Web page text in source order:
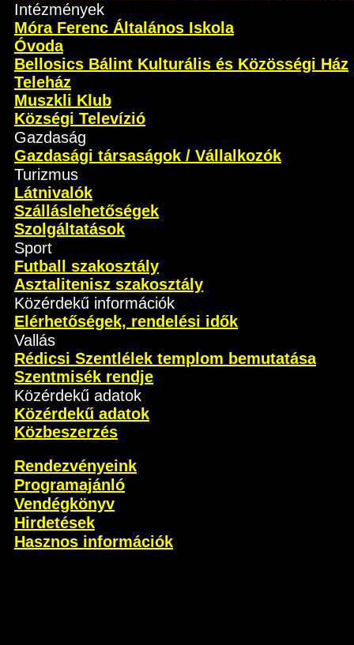
Intézmények
Móra Ferenc Általános Iskola
Óvoda
Bellosics Bálint Kulturális és Közösségi Ház
Teleház
Muszkli Klub
Községi Televízió
Gazdaság
Gazdasági társaságok / Vállalkozók
Turizmus
Látnivalók
Szálláslehetőségek
Szolgáltatások
Sport
Futball szakosztály
Asztalitenisz szakosztály
Közérdekű információk
Elérhetőségek, rendelési idők
Vallás
Rédicsi Szentlélek templom bemutatása
Szentmisék rendje
Közérdekű adatok
Közérdekű adatok
Közbeszerzés
Rendezvényeink
Programajánló
Vendégkönyv
Hirdetések
Hasznos információk